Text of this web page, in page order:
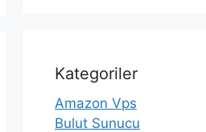
Kategoriler
Amazon Vps
Bulut Sunucu